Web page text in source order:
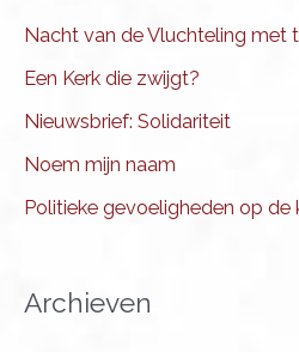
Nacht van de Vluchteling met
Een Kerk die zwijgt?
Nieuwsbrief: Solidariteit
Noem mijn naam
Politieke gevoeligheden op de
Archieven